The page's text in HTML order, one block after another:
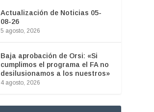
Actualización de Noticias 05-
08-26
5 agosto, 2026
Baja aprobación de Orsi: «Si
cumplimos el programa el FA no
desilusionamos a los nuestros»
4 agosto, 2026